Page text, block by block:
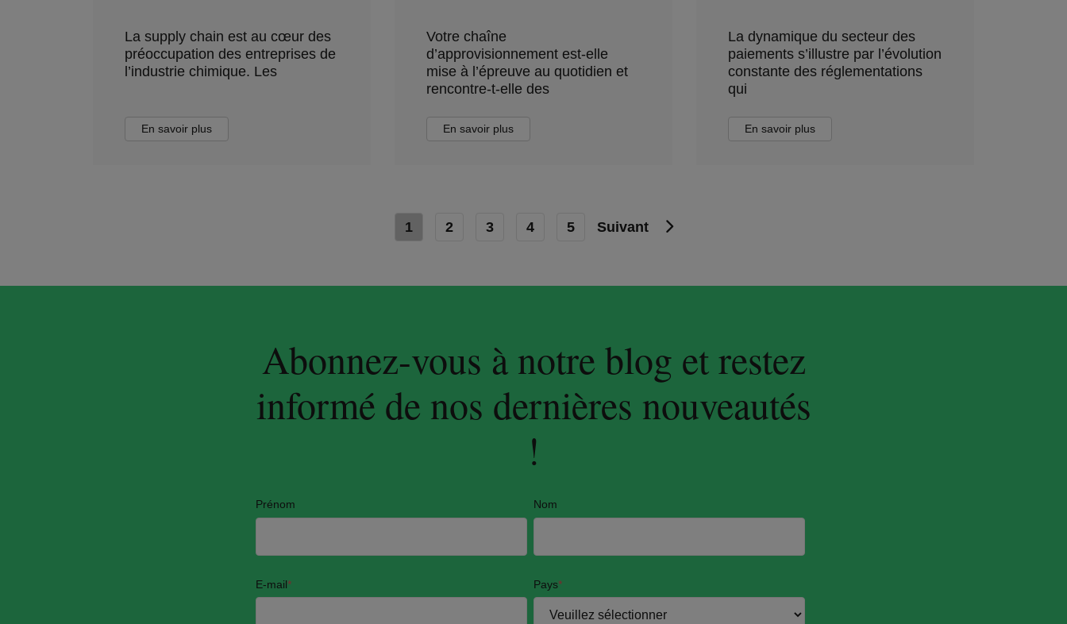
La supply chain est au cœur des
préoccupation des entreprises de
l’industrie chimique. Les
En savoir plus
Votre chaîne
d’approvisionnement est-elle
mise à l’épreuve au quotidien et
rencontre-t-elle des
En savoir plus
La dynamique du secteur des
paiements s’illustre par l’évolution
constante des réglementations
qui
En savoir plus
1 2 3 4 5 Suivant
Abonnez-vous à notre blog et restez
informé de nos dernières nouveautés
!
Prénom Nom
E-mail* Pays*